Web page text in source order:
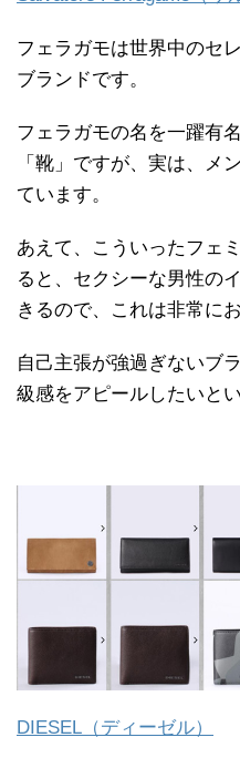
フェラガモは世界中のセ
ブランドです。
フェラガモの名を一躍有
「靴」ですが、実は、メ
ています。
あえて、こういったフェ
ると、セクシーな男性の
きるので、これは非常に
自己主張が強過ぎないブ
級感をアピールしたいと
DIESEL（ディーゼル）